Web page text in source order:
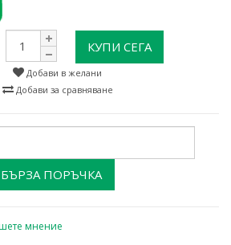
КУПИ СЕГА
Добави в желани
Добави за сравняване
БЪРЗА ПОРЪЧКА
мнение